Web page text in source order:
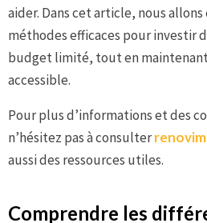
aider. Dans cet article, nous
méthodes efficaces pour investir
budget limité, tout en
accessible.
Pour plus d’informations et des
n’hésitez pas à consulter
aussi des ressources utiles.
Comprendre les